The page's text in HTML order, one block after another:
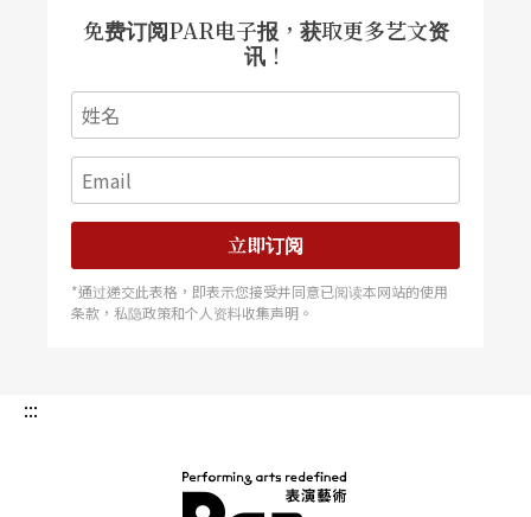
免费订阅PAR电子报，获取更多艺文资
讯！
立即订阅
*通过递交此表格，即表示您接受并同意已阅读本网站的使用
条款，私隐政策和个人资料收集声明。
:::